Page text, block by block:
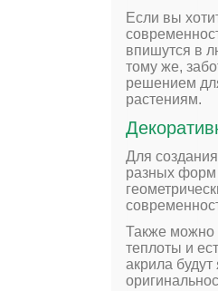
Если вы
впишутся в
тому же,
решением
растениям.
Для
разных форм
Также можно
теплоты и
акрила